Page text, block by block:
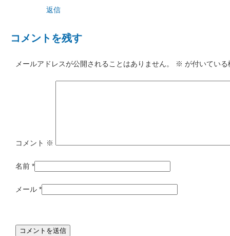
返信
コメントを残す
メールアドレスが公開されることはありません。 ※ が付いてい
コメント ※
名前 *
メール *